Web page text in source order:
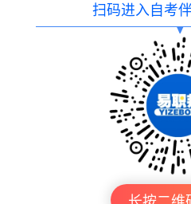
扫码进入自考